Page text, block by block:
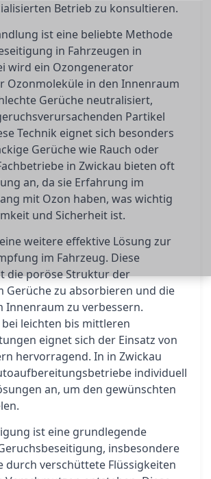
Betrieb zu konsultieren.
ist eine beliebte Methode
in Fahrzeugen in
wird ein Ozongenerator
Ozonmoleküle in den Innenraum
Gerüche neutralisiert,
Partikel
Technik eignet sich besonders
Gerüche wie Rauch oder
in Zwickau bieten oft
an, da sie Erfahrung im
mit Ozon haben, was wichtig
und Sicherheit ist.
weitere effektive Lösung zur
im Fahrzeug. Diese
die poröse Struktur der
Gerüche zu absorbieren und die
Innenraum zu verbessern.
leichten bis mittleren
eignet sich der Einsatz von
hervorragend. In in Zwickau
individuell
an, um den gewünschten
ist eine grundlegende
insbesondere
durch verschüttete Flüssigkeiten